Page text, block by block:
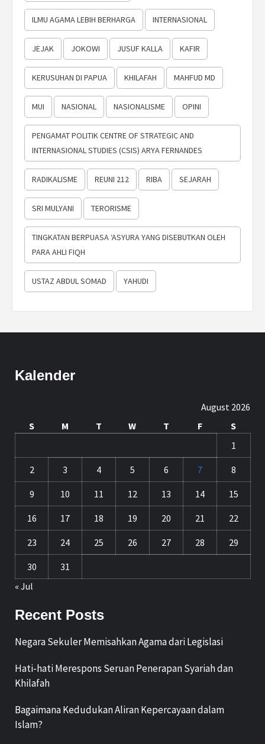
ILMU AGAMA LEBIH BERHARGA INTERNASIONAL
JEJAK JOKOWI JUSUF KALLA KAFIR
KERUSUHAN DI PAPUA KHILAFAH MAHFUD MD
MUI NASIONAL NASIONALISME OPINI
PENGAMAT POLITIK CENTRE OF STRATEGIC AND
INTERNASIONAL STUDIES (CSIS) ARYA FERNANDES
RADIKALISME REUNI 212 RIBA SEJARAH
SRI MULYANI TERORISME
TINGKATAN BERPUASA ‘ASYURA YANG DISEBUTKAN OLEH
PARA AHLI FIQH
USTAZ ABDUL SOMAD YAHUDI
Kalender
August 2026
S
M T W T F
S
1
2 3 4 5 6 7 8
9 10 11 12 13 14 15
16 17 18 19 20 21 22
23 24 25 26 27 28 29
30
31
« Jul
Recent Posts
Negara Sekuler Memisahkan Agama dari Legislasi
Hati-hati Merespons Seruan Penerapan Syariah dan
Khilafah
Bagaimana Kedudukan Aliran Kepercayaan dalam
Islam?